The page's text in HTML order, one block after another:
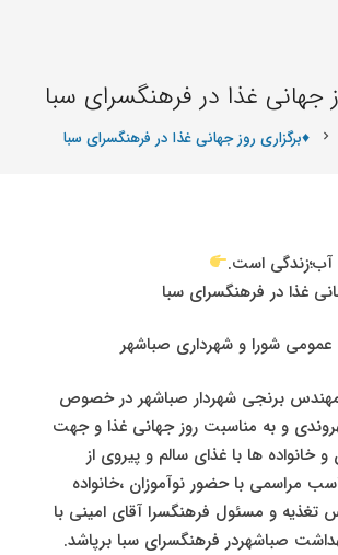
جهانی غذا در فرهنگسرای سبا
chevron_right ♦️برگزاری روز جهانی غذا در فرهنگسرای سبا
است.
غذا در فرهنگسرای سبا
عمومی شورا و شهرداری صباشهر
مهندس برنجی شهردار صباشهر در خصوص
و به مناسبت روز جهانی غذا و جهت
و خانواده ها با غذای سالم و پیروی از
مراسمی با حضور نوآموزان ،خانواده
تغذیه و مسئول فرهنگسرا آقای امینی با
صباشهردر فرهنگسرای سبا برپاشد.